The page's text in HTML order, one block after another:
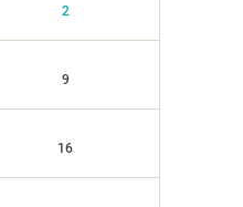
2
9
16